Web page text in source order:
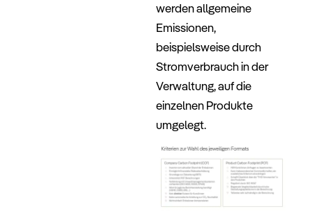
werden allgemeine
Emissionen,
beispielsweise durch
Stromverbrauch in der
Verwaltung, auf die
einzelnen Produkte
umgelegt.